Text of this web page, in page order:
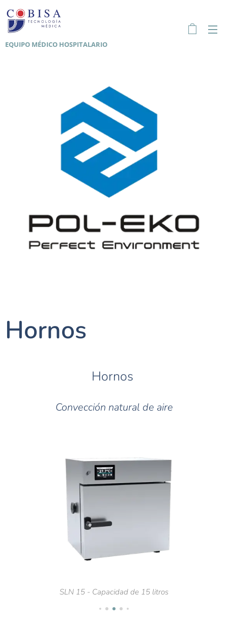
EQUIPO MÉDICO HOSPITALARIO
Hornos
Hornos
Convección natural de aire
SLN 15 - Capacidad de 15 litros